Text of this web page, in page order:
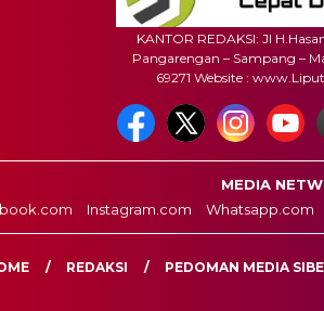
KANTOR REDAKSI: Jl
Pangarengan – Sampang –
69271 Website :
MEDIA
Instagram.com Whatsapp.com
REDAKSI PEDOMAN MEDIA